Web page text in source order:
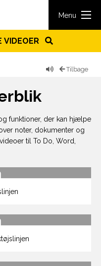
Menu
VIDEOER
Tilbage
funktioner, der kan hjælpe
noter, dokumenter og
til To Do, Word,